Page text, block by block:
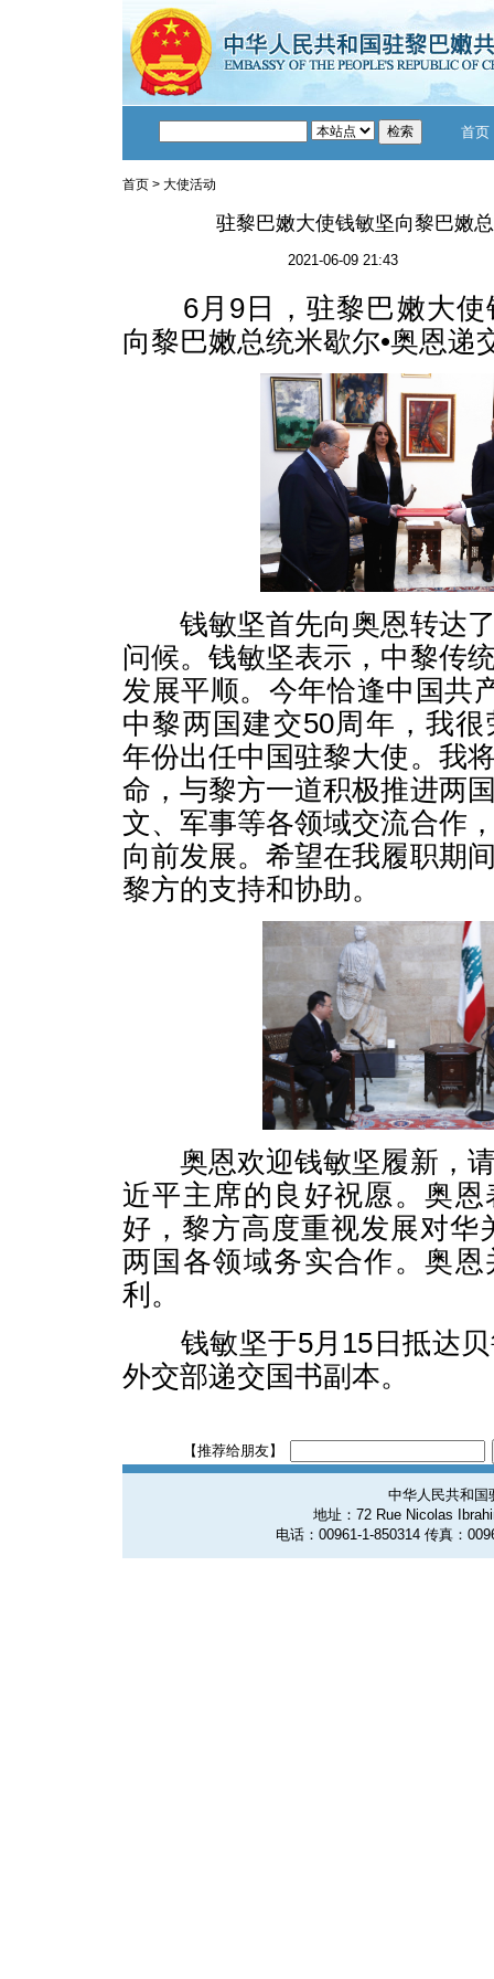
首页
首页 > 大使活动
驻黎巴嫩大使钱敏坚向黎巴嫩
2021-06-09 21:43
6月9日，驻黎巴嫩大使
向黎巴嫩总统米歇尔•奥恩递
钱敏坚首先向奥恩转达了
问候。钱敏坚表示，中黎传
发展平顺。今年恰逢中国共
中黎两国建交50周年，我
年份出任中国驻黎大使。我
命，与黎方一道积极推进两
文、军事等各领域交流合作
向前发展。希望在我履职期
黎方的支持和协助。
奥恩欢迎钱敏坚履新，请
近平主席的良好祝愿。奥
好，黎方高度重视发展对华
两国各领域务实合作。奥
利。
钱敏坚于5月15日抵达贝
外交部递交国书副本。
【推荐给朋友】
中华人民共和国
地址：72 Rue Nicolas
电话：00961-1-850314 传真：